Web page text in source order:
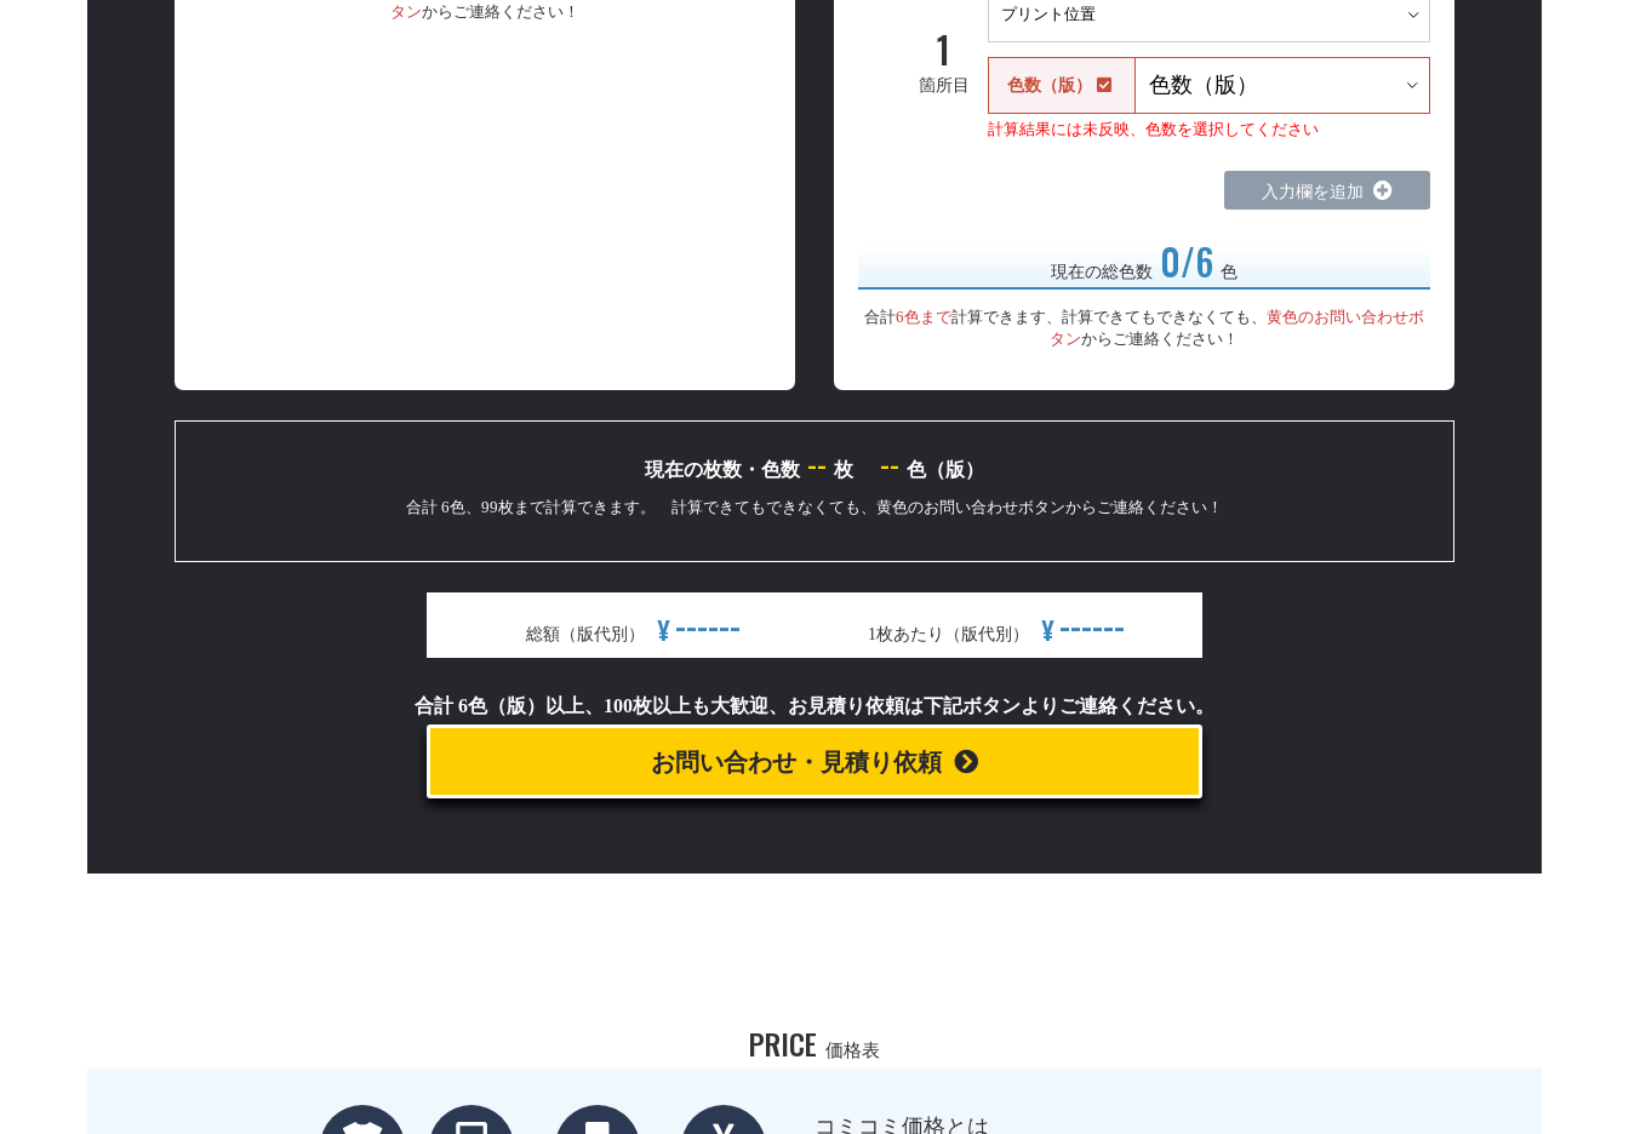
タンからご連絡ください！
1
箇所目 色数（版）
計算結果には未反映、色数を選択してください
入力欄を追加
現在の総色数 0/6 色
合計6色まで計算できます、計算できてもできなくても、 黄色のお問い合わせボ
タンからご連絡ください！
現在の枚数・色数 -- 枚 -- 色（版）
合計 6色、99枚まで計算できます。 計算できてもできなくても、黄色のお問い合わせボタンからご連絡ください！
総額（版代別） ¥ ------ 1枚あたり（版代別） ¥------
合計 6色（版）以上、100枚以上も大歓迎、お見積り依頼は下記ボタンよりご連絡ください。
お問い合わせ・見積り依頼
PRICE 価格表
コミコミ価格とは